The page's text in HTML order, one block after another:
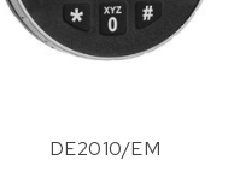
DE2010/EM